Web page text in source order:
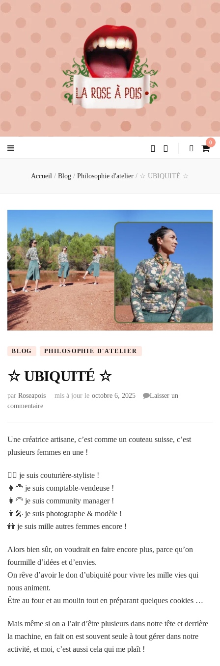
la rose à pois
0
Accueil / Blog / Philosophie d'atelier / ☆ UBIQUITÉ ☆
BLOG PHILOSOPHIE D'ATELIER
☆ UBIQUITÉ ☆
par Roseapois mis à jour le octobre 6, 2025
Laisser un
commentaire
Une créatrice artisane, c’est comme un couteau suisse, c’est
plusieurs femmes en une !
👱‍♀️ je suis couturière-styliste !
👩‍🦰 je suis comptable-vendeuse !
👩‍🦳 je suis community manager !
👩‍🎤 je suis photographe & modèle !
👭 je suis mille autres femmes encore !
Alors bien sûr, on voudrait en faire encore plus, parce qu’on
fourmille d’idées et d’envies.
On rêve d’avoir le don d’ubiquité pour vivre les mille vies qui
nous animent.
Être au four et au moulin tout en préparant quelques cookies …
Mais même si on a l’air d’être plusieurs dans notre tête et derrière
la machine, en fait on est souvent seule à tout gérer dans notre
activité, et moi, c’est aussi cela qui me plaît !